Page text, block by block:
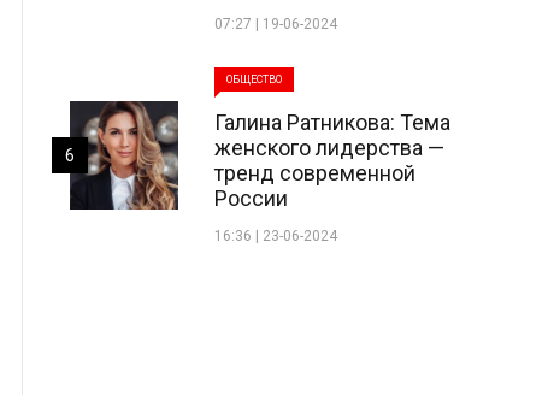
07:27 | 19-06-2024
ОБЩЕСТВО
Галина Ратникова: Тема
женского лидерства —
тренд современной
России
16:36 | 23-06-2024
6